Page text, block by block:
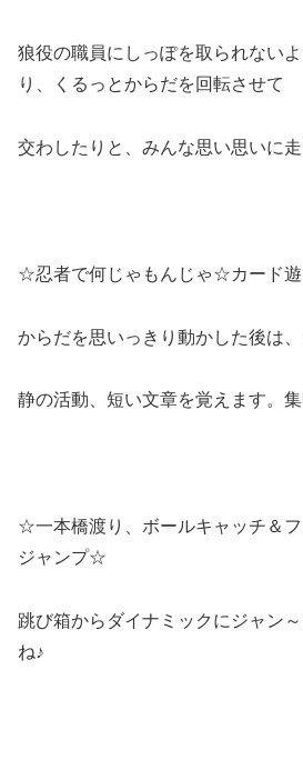
狼役の職員にしっぽを取られない
り、くるっとからだを回転させて
交わしたりと、みんな思い思いに走
☆忍者で何じゃもんじゃ☆カード
からだを思いっきり動かした後は、
静の活動、短い文章を覚えます。集
☆一本橋渡り、ボールキャッチ＆
ジャンプ☆
跳び箱からダイナミックにジャン
ね♪